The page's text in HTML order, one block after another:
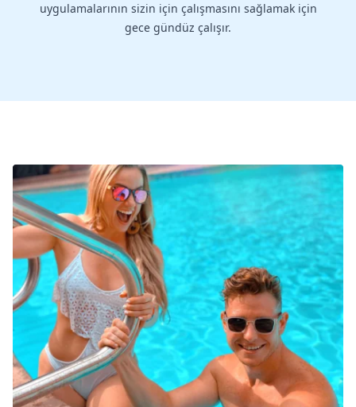
uygulamalarının sizin için çalışmasını sağlamak için
gece gündüz çalışır.